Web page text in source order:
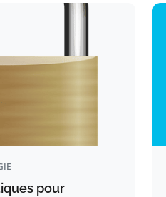
pour